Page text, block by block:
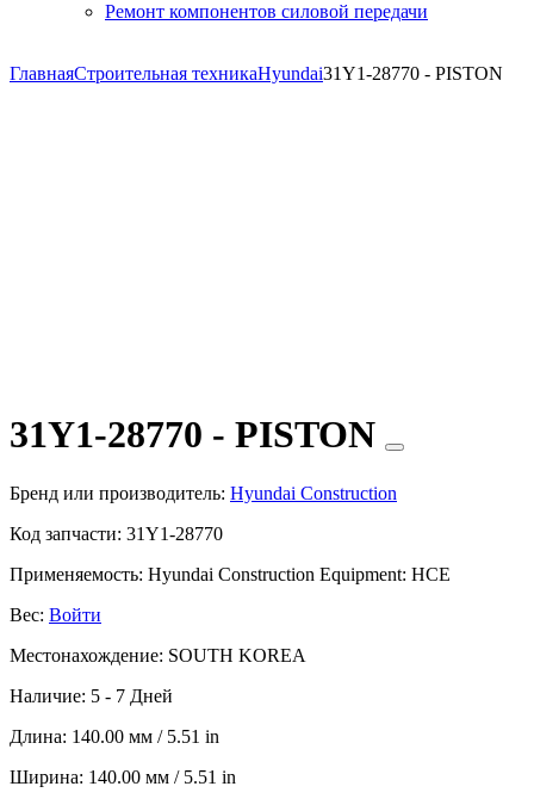
Ремонт компонентов силовой передачи
ГлавнаяСтроительная техникаHyundai31Y1-28770 - PISTON
31Y1-28770 - PISTON
Бренд или производитель: Hyundai Construction
Код запчасти: 31Y1-28770
Применяемость: Hyundai Construction Equipment: HCE
Вес: Войти
Местонахождение: SOUTH KOREA
Наличие: 5 - 7 Дней
Длина: 140.00 мм / 5.51 in
Ширина: 140.00 мм / 5.51 in